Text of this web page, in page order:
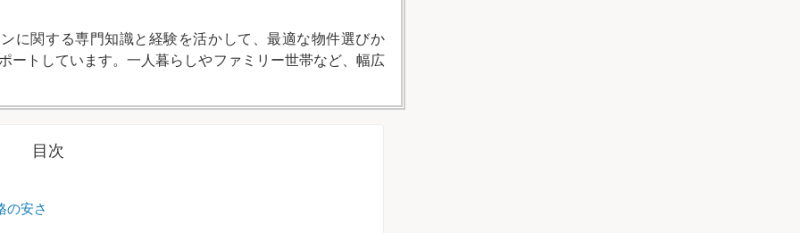
に関する専門知識と経験を活かして、最適な物件選びか
ートしています。一人暮らしやファミリー世帯など、幅広
目次
の安さ